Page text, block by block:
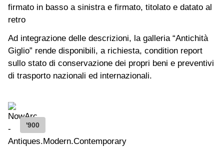
firmato in basso a sinistra e firmato, titolato e datato al
retro
Ad integrazione delle descrizioni, la galleria “Antichità
Giglio” rende disponibili, a richiesta, condition report
sullo stato di conservazione dei propri beni e preventivi
di trasporto nazionali ed internazionali.
'900